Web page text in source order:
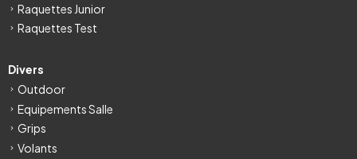
Raquettes Junior
Raquettes Test
Divers
Outdoor
Equipements Salle
Grips
Volants